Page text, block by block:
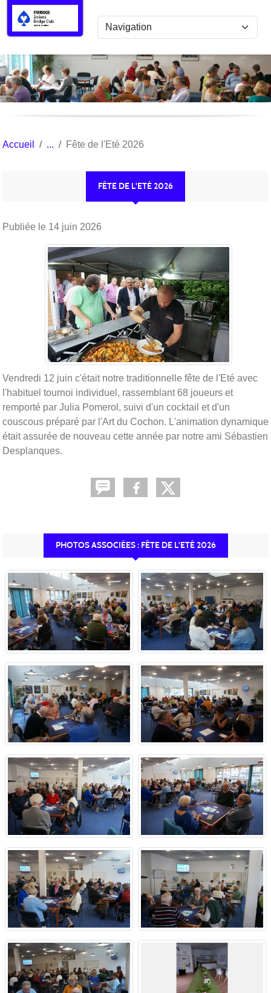
Accueil Fête de l'Eté 2026
FÊTE DE L'ETÉ 2026
Publiée le 14 juin 2026
Vendredi 12 juin c'était notre traditionnelle fête de l'Eté avec
l'habituel tournoi individuel, rassemblant 68 joueurs et
remporté par Julia Pomerol, suivi d'un cocktail et d'un
couscous préparé par l'Art du Cochon. L'animation dynamique
était assurée de nouveau cette année par notre ami Sébastien
Desplanques.
PHOTOS ASSOCIÉES : FÊTE DE L'ETÉ 2026
Panneau de gestion des cookies